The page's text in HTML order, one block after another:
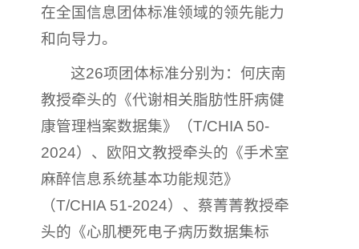
在全国信息团体标准领域的领先能力
和向导力。
这26项团体标准分别为：何庆南
教授牵头的《代谢相关脂肪性肝病健
康管理档案数据集》（T/CHIA 50-
2024）、欧阳文教授牵头的《手术室
麻醉信息系统基本功能规范》
（T/CHIA 51-2024）、蔡菁菁教授牵
头的《心肌梗死电子病历数据集标